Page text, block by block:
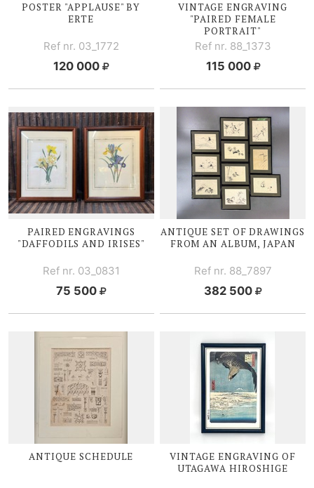
POSTER "APPLAUSE" BY
ERTE
Ref nr. 03_1772
120 000
VINTAGE ENGRAVING
"PAIRED FEMALE
PORTRAIT"
Ref nr. 88_1373
115 000
PAIRED ENGRAVINGS
"DAFFODILSAND IRISES"
Ref nr. 03_0831
75 500
ANTIQUE SET OF DRAWINGS
FROM AN ALBUM, JAPAN
Ref nr. 88_7897
382 500
ANTIQUE SCHEDULE
VINTAGE ENGRAVING OF
UTAGAWA HIROSHIGE